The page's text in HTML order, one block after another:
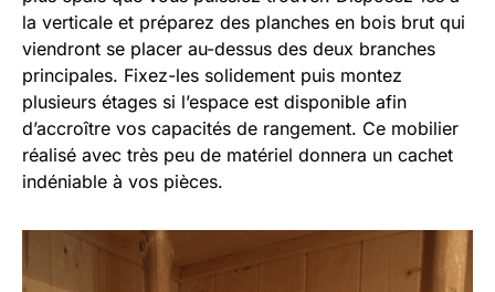
la verticale et préparez des planches en bois brut qui
viendront se placer au-dessus des deux branches
principales. Fixez-les solidement puis montez
plusieurs étages si l’espace est disponible afin
d’accroître vos capacités de rangement. Ce mobilier
réalisé avec très peu de matériel donnera un cachet
indéniable à vos pièces.